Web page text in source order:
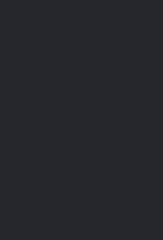
per il rimborso dei
modulistica
avvio procedimento,
sopraelevazione etc.
predisposizione della
(compresa nelle attività di